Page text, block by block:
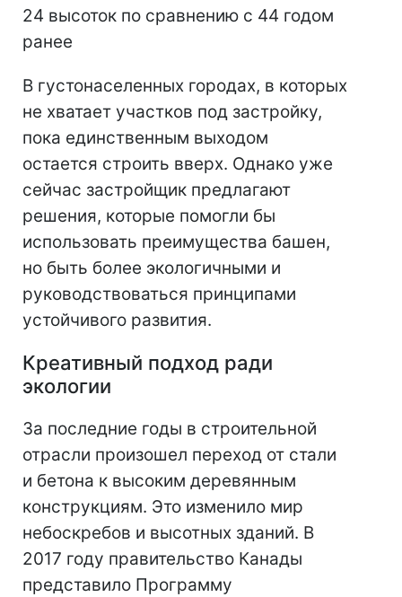
24 высоток по сравнению с 44 годом
ранее
В густонаселенных городах, в которых
не хватает участков под застройку,
пока единственным выходом
остается строить вверх. Однако уже
сейчас застройщик предлагают
решения, которые помогли бы
использовать преимущества башен,
но быть более экологичными и
руководствоваться принципами
устойчивого развития.
Креативный подход ради
экологии
За последние годы в строительной
отрасли произошел переход от стали
и бетона к высоким деревянным
конструкциям. Это изменило мир
небоскребов и высотных зданий. В
2017 году правительство Канады
представило Программу